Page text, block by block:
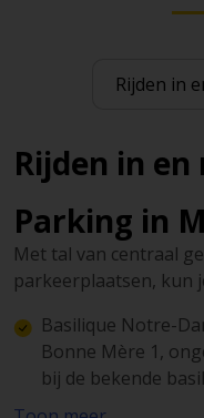
Rijden in
Parking in
Met tal van centraal
parkeerplaatsen, kun
Basilique Notre-
Bonne Mère 1,
bij de bekende